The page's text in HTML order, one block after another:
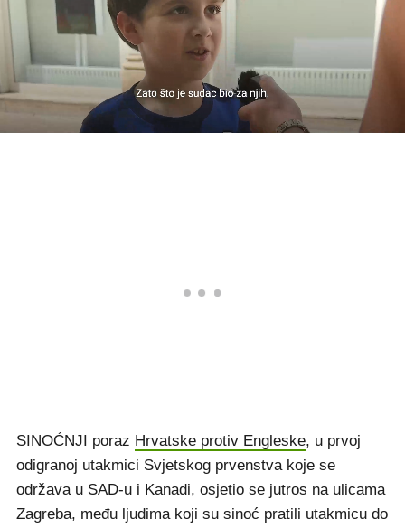
SINOĆNJI poraz Hrvatske protiv Engleske, u prvoj
odigranoj utakmici Svjetskog prvenstva koje se
održava u SAD-u i Kanadi, osjetio se jutros na ulicama
Zagreba, među ljudima koji su sinoć pratili utakmicu do